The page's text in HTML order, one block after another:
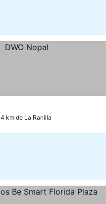
km de La Ranilla